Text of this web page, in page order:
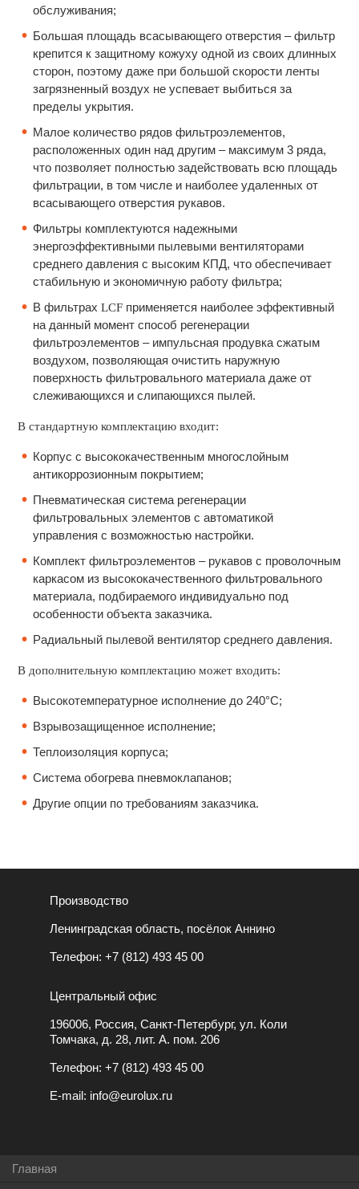
обслуживания;
Большая площадь всасывающего отверстия – фильтр
крепится к защитному кожуху одной из своих длинных
сторон, поэтому даже при большой скорости ленты
загрязненный воздух не успевает выбиться за
пределы укрытия.
Малое количество рядов фильтроэлементов,
расположенных один над другим – максимум 3 ряда,
что позволяет полностью задействовать всю площадь
фильтрации, в том числе и наиболее удаленных от
всасывающего отверстия рукавов.
Фильтры комплектуются надежными
энергоэффективными пылевыми вентиляторами
среднего давления с высоким КПД, что обеспечивает
стабильную и экономичную работу фильтра;
В фильтрахLСF применяется наиболее эффективный
на данный момент способ регенерации
фильтроэлементов – импульсная продувка сжатым
воздухом, позволяющая очистить наружную
поверхность фильтровального материала даже от
слеживающихся и слипающихся пылей.
В стандартную комплектацию входит:
Корпус с высококачественным многослойным
антикоррозионным покрытием;
Пневматическая система регенерации
фильтровальных элементов с автоматикой
управления с возможностью настройки.
Комплект фильтроэлементов – рукавов с проволочным
каркасом из высококачественного фильтровального
материала, подбираемого индивидуально под
особенности объекта заказчика.
Радиальный пылевой вентилятор среднего давления.
В дополнительную комплектацию может входить:
Высокотемпературное исполнение до 240°С;
Взрывозащищенное исполнение;
Теплоизоляция корпуса;
Система обогрева пневмоклапанов;
Другие опции по требованиям заказчика.
Производство
Ленинградская область, посёлок Аннино
Телефон: +7 (812) 493 45 00
Центральный офис
196006, Россия, Санкт-Петербург, ул. Коли
Томчака, д. 28, лит. А. пом. 206
Телефон: +7 (812) 493 45 00
E-mail: info@eurolux.ru
Главная